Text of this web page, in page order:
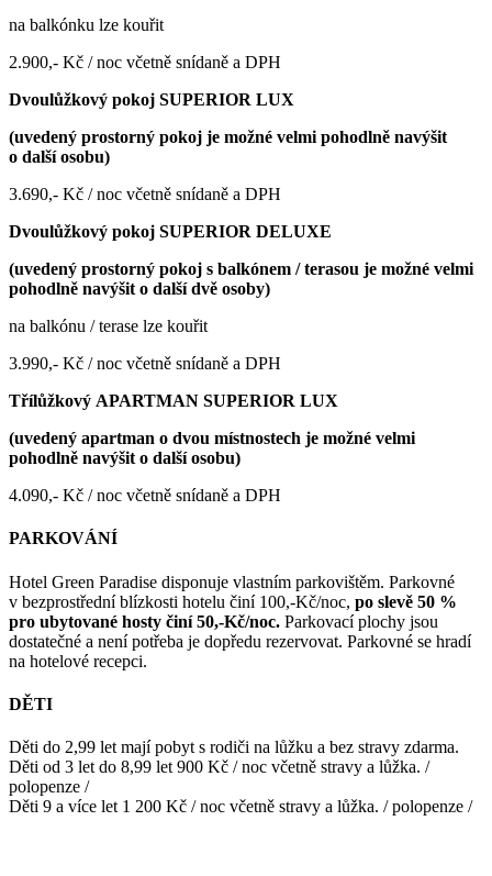
na balkónku lze kouřit
2.900,- Kč / noc včetně snídaně a DPH
Dvoulůžkový pokoj SUPERIOR LUX
(uvedený prostorný pokoj je možné velmi pohodlně navýšit
o další osobu)
3.690,- Kč / noc včetně snídaně a DPH
Dvoulůžkový pokoj SUPERIOR DELUXE
(uvedený prostorný pokoj s balkónem / terasou je možné velmi
pohodlně navýšit o další dvě osoby)
na balkónu / terase lze kouřit
3.990,- Kč / noc včetně snídaně a DPH
Třílůžkový APARTMAN SUPERIOR LUX
(uvedený apartman o dvou místnostech je možné velmi
pohodlně navýšit o další osobu)
4.090,- Kč / noc včetně snídaně a DPH
PARKOVÁNÍ
Hotel Green Paradise disponuje vlastním parkovištěm. Parkovné
v bezprostřední blízkosti hotelu činí 100,-Kč/noc, po slevě 50 %
pro ubytované hosty činí 50,-Kč/noc. Parkovací plochy jsou
dostatečné a není potřeba je dopředu rezervovat. Parkovné se hradí
na hotelové recepci.
DĚTI
Děti do 2,99 let mají pobyt s rodiči na lůžku a bez stravy zdarma.
Děti od 3 let do 8,99 let 900 Kč / noc včetně stravy a lůžka. /
polopenze /
Děti 9 a více let 1 200 Kč / noc včetně stravy a lůžka. / polopenze /